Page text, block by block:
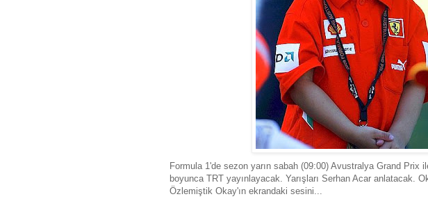
Formula 1'de sezon yarın sabah (09:00) Avustralya Grand Prix ile
boyunca TRT yayınlayacak. Yarışları Serhan Acar anlatacak.
Özlemiştik Okay'ın ekrandaki sesini...